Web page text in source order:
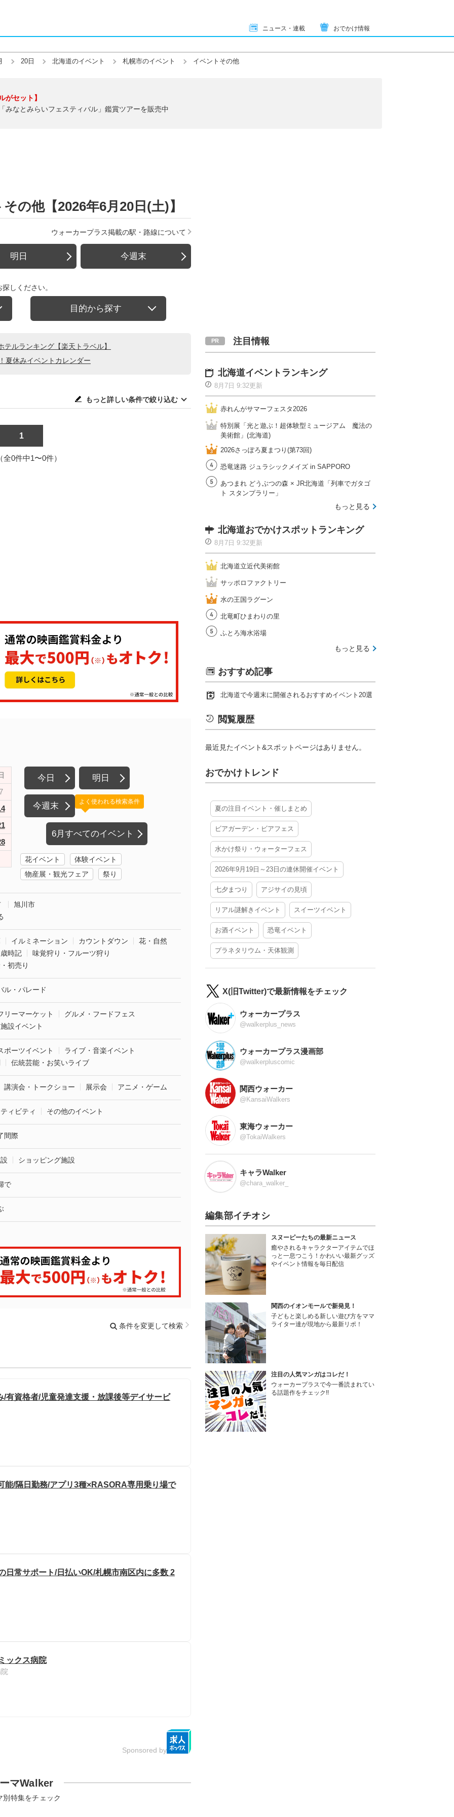
ニュース・連載 おでかけ情報
20日 北海道のイベント 札幌市のイベント イベントその他
がセット】
みなとみらいフェスティバル」鑑賞ツアーを販売中
の他【2026年6月20日(土)】
ウォーカープラス掲載の駅・路線について
明日 今週末
しください。
目的から探す
ルランキング【楽天トラベル】
夏休みイベントカレンダー
もっと詳しい条件で絞り込む
1
全0件中1〜0件）
今日 明日
今週末
6月すべてのイベント
よく使われる検索条件
花イベント
体験イベント
物産展・観光フェア
祭り
旭川市
イルミネーション カウントダウン
花・自然
時記
味覚狩り・フルーツ狩り
初売り
ル・パレード
リーマーケット
グルメ・フードフェス
設イベント
ポーツイベント
ライブ・音楽イベント
伝統芸能・お笑いライブ
講演会・トークショー 展示会 アニメ・ゲーム
ィビティ その他のイベント
間際
ショッピング施設
で
条件を変更して検索
有資格者/児童発達支援・放課後等デイサービ
能/隔日勤務/アプリ3種×RASORA専用乗り場で
日常サポート/日払いOK/札幌市南区内に多数 2
ックス病院
Sponsored by
マWalker
別特集をチェック
注目情報
北海道イベントランキング
8月7日 9:32更新
赤れんがサマーフェスタ2026
特別展「光と遊ぶ！超体験型ミュージアム 魔法の
美術館」(北海道)
2026さっぽろ夏まつり(第73回)
恐竜迷路 ジュラシックメイズ in SAPPORO
あつまれ どうぶつの森 × JR北海道「列車でガタゴ
ト スタンプラリー」
もっと見る
北海道おでかけスポットランキング
8月7日 9:32更新
北海道立近代美術館
サッポロファクトリー
水の王国ラグーン
北竜町ひまわりの里
ふとろ海水浴場
もっと見る
おすすめ記事
北海道で今週末に開催されるおすすめイベント20選
閲覧履歴
最近見たイベント&スポットページはありません。
おでかけトレンド
夏の注目イベント・催しまとめ
ビアガーデン・ビアフェス
水かけ祭り・ウォーターフェス
2026年9月19日～23日の連休開催イベント
七夕まつり アジサイの見頃
リアル謎解きイベント スイーツイベント
お酒イベント 恐竜イベント
プラネタリウム・天体観測
X(旧Twitter)で最新情報をチェック
ウォーカープラス
@walkerplus_news
ウォーカープラス漫画部
@walkerpluscomic
関西ウォーカー
@KansaiWalkers
東海ウォーカー
@TokaiWalkers
キャラWalker
@chara_walker_
編集部イチオシ
スヌーピーたちの最新ニュース
癒やされるキャラクターアイテムでほ
っと一息つこう！かわいい最新グッズ
やイベント情報を毎日配信
関西のイオンモールで新発見！
子どもと楽しめる新しい遊び方をママ
ライター達が現地から最新リポ！
注目の人気マンガはコレだ！
ウォーカープラスで今一番読まれてい
る話題作をチェック!!